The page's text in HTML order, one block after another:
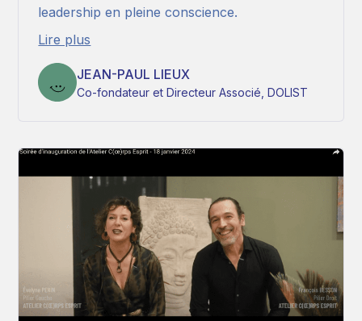
leadership en pleine conscience.
Lire plus
JEAN-PAUL LIEUX
Co-fondateur et Directeur Associé, DOLIST